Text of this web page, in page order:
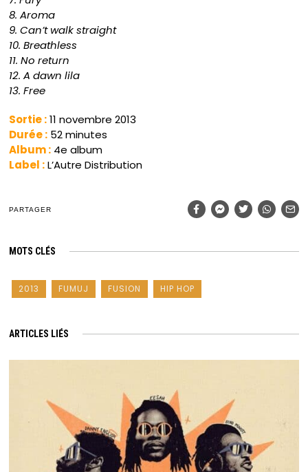
8. Aroma
9. Can’t walk straight
10. Breathless
11. No return
12. A dawn lila
13. Free
Sortie :11 novembre 2013
Durée : 52 minutes
Album : 4e album
Label :L’Autre Distribution
PARTAGER
MOTS CLÉS
2013 FUMUJ FUSION HIP HOP
ARTICLES LIÉS